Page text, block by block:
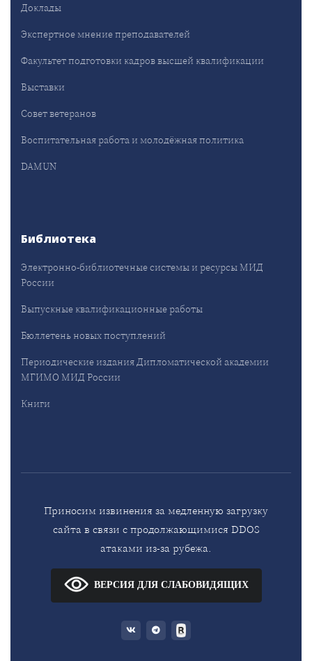
Доклады
Экспертное мнение преподавателей
Факультет подготовки кадров высшей квалификации
Выставки
Совет ветеранов
Воспитательная работа и молодёжная политика
DAMUN
Библиотека
Электронно-библиотечные системы и ресурсы МИД
России
Выпускные квалификационные работы
Бюллетень новых поступлений
Периодические издания Дипломатической академии
МГИМО МИД России
Книги
Приносим извинения за медленную загрузку
сайта в связи с продолжающимися DDOS
атаками из-за рубежа.
ВЕРСИЯ ДЛЯ СЛАБОВИДЯЩИХ